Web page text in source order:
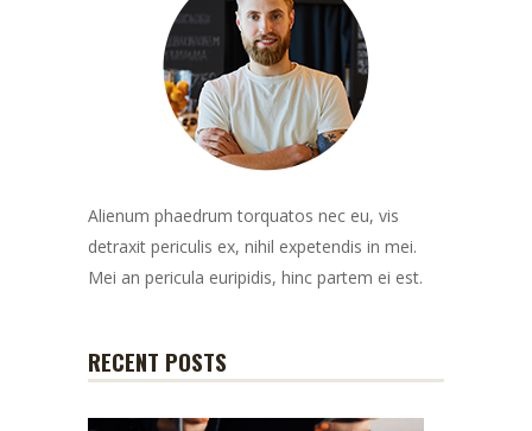
Alienum phaedrum torquatos nec eu, vis
detraxit periculis ex, nihil expetendis in mei.
Mei an pericula euripidis, hinc partem ei est.
RECENT POSTS